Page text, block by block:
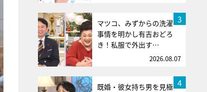
3
マツコ、みずからの洗濯
事情を明かし有吉おどろ
き！私服で外出す…
2026.08.07
4
既婚・彼女持ち男を見極